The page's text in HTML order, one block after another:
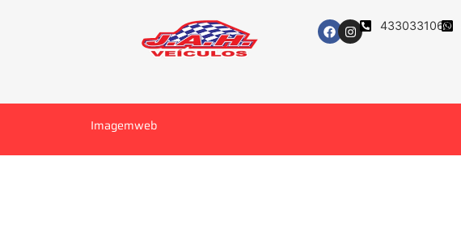
4330331062
Imagemweb